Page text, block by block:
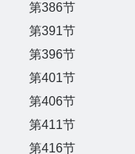
第386节
第391节
第396节
第401节
第406节
第411节
第416节